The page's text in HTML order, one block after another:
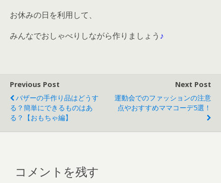
お休みの日を利用して、
みんなでおしゃべりしながら作りましょう ♪
Previous Post
バザーの手作り品はどうす
る？簡単にできるものはあ
る？【おもちゃ編】
Next Post
運動会でのファッションの注意
点やおすすめママコーデ5選！
コメントを残す